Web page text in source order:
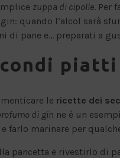
zuppa di cipolle. Per
quando l’alcol sarà
di pane e… preparati a
piatti
le ricette dei
di gin ne è un
farlo marinare per
pancetta e rivestirlo di